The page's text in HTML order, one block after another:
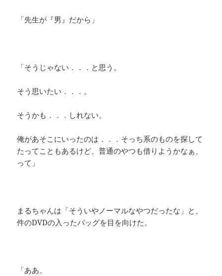
「先生が『男』だから」
「そうじゃない．．．と思う。
そう思いたい．．．。
そうかも．．．しれない。
俺があそこにいったのは．．．そっち系のものを探して
たってこともあるけど、普通のやつも借りようかなぁ、
って」
まるちゃんは「そういやノーマルなやつだったな」と、
件のDVDの入ったバッグを目を向けた。
「ああ。